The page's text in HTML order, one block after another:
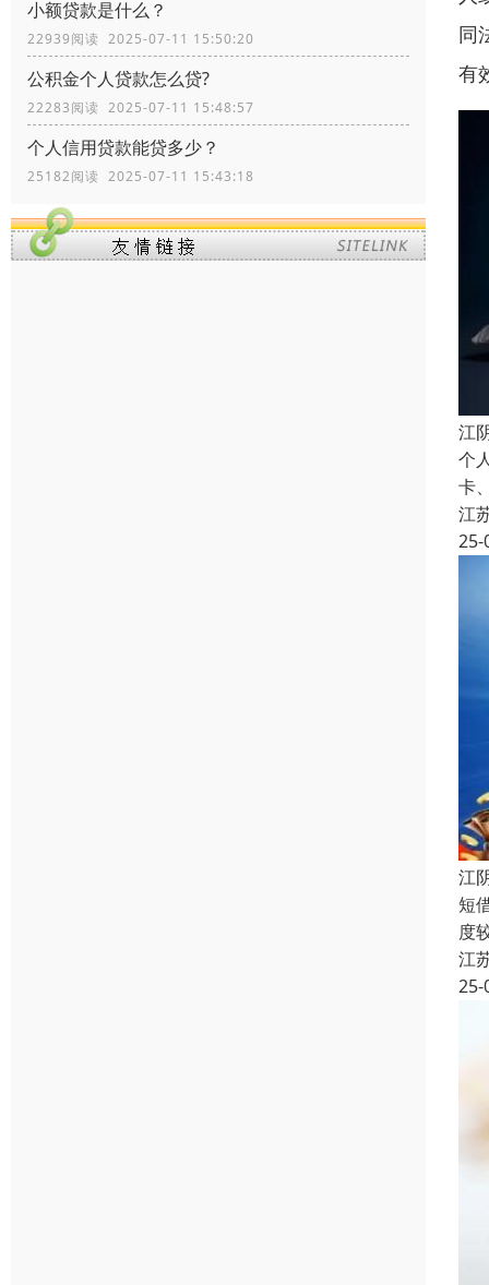
小额贷款是什么？
22939阅读 2025-07-11 15:50:20
公积金个人贷款怎么贷?
22283阅读 2025-07-11 15:48:57
个人信用贷款能贷多少？
25182阅读 2025-07-11 15:43:18
同
有
江
个
卡
江
25-
江
短
度
江
25-